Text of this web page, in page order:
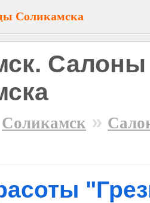
Соликамска
Салоны
Соликамск »